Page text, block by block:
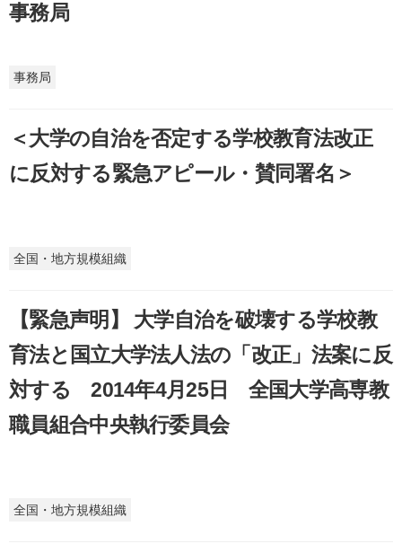
事務局
事務局
＜大学の自治を否定する学校教育法改正
に反対する緊急アピール・賛同署名＞
全国・地方規模組織
【緊急声明】 大学自治を破壊する学校教
育法と国立大学法人法の「改正」法案に反
対する 2014年4月25日 全国大学高専教
職員組合中央執行委員会
全国・地方規模組織